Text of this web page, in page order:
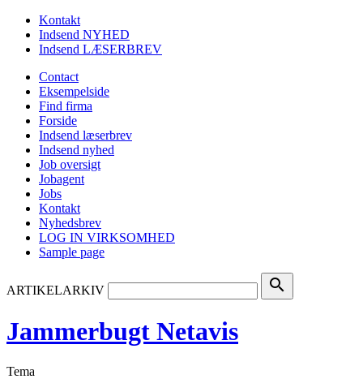
Kontakt
Indsend NYHED
Indsend LÆSERBREV
Contact
Eksempelside
Find firma
Forside
Indsend læserbrev
Indsend nyhed
Job oversigt
Jobagent
Jobs
Kontakt
Nyhedsbrev
LOG IN VIRKSOMHED
Sample page
ARTIKELARKIV search
Jammerbugt Netavis
Tema